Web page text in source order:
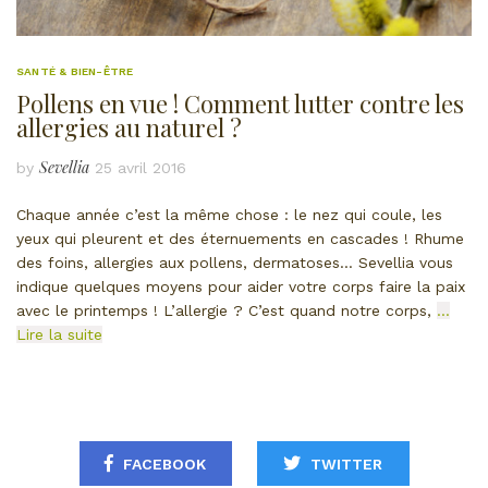
SANTÉ & BIEN-ÊTRE
Pollens en vue ! Comment lutter contre les
allergies au naturel ?
by Sevellia 25 avril 2016
Chaque année c’est la même chose : le nez qui coule, les
yeux qui pleurent et des éternuements en cascades ! Rhume
des foins, allergies aux pollens, dermatoses… Sevellia vous
indique quelques moyens pour aider votre corps faire la paix
avec le printemps ! L’allergie ? C’est quand notre corps, …
Lire la suite
FACEBOOK TWITTER